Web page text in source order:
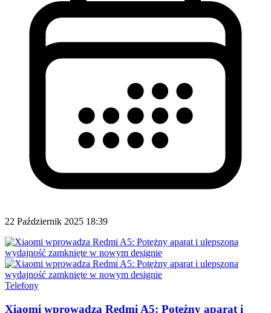
22 Październik 2025 18:39
Telefony
Xiaomi wprowadza Redmi A5: Potężny aparat i